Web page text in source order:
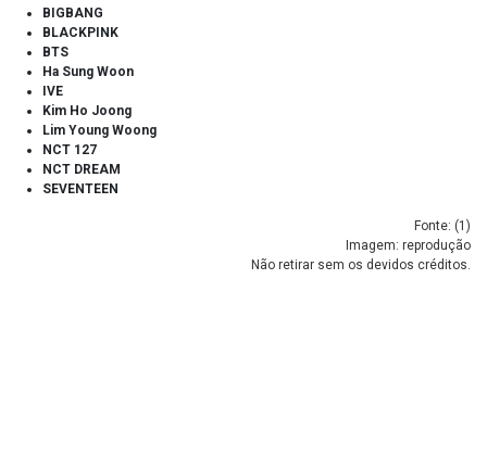
BIGBANG
BLACKPINK
BTS
Ha Sung Woon
IVE
Kim Ho Joong
Lim Young Woong
NCT 127
NCT DREAM
SEVENTEEN
Fonte: (1 )
Imagem: reprodução
Não retirar sem os devidos créditos.